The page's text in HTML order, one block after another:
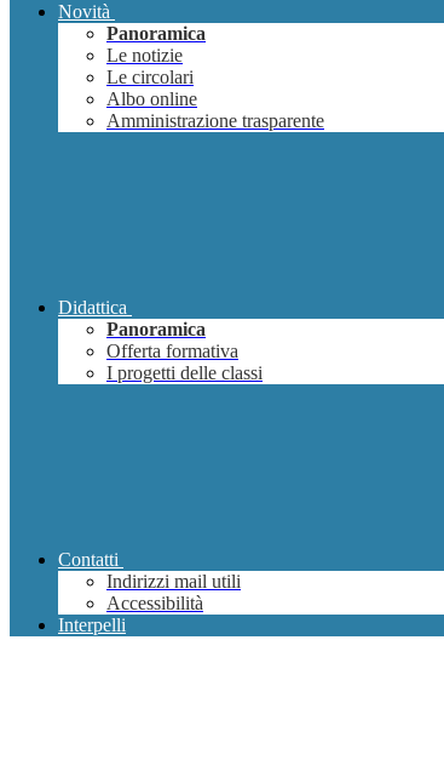
Novità
Panoramica
Le notizie
Le circolari
Albo online
Amministrazione trasparente
Didattica
Panoramica
Offerta formativa
I progetti delle classi
Contatti
Indirizzi mail utili
Accessibilità
Interpelli